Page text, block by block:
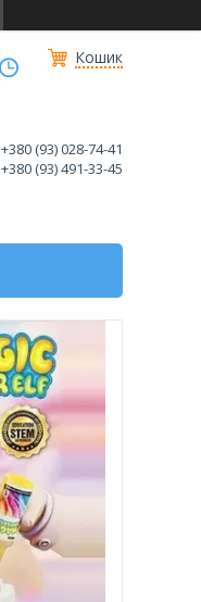
Кошик
+380 (93) 028-74-41
+380 (93) 491-33-45